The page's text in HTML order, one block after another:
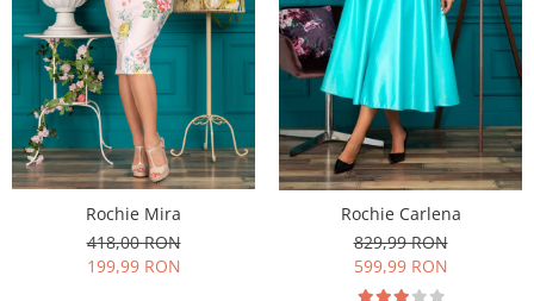
Rochie Mira
418,00 RON
199,99 RON
Rochie Carlena
829,99 RON
599,99 RON